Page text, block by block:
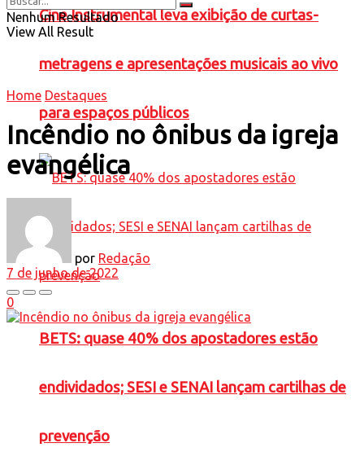
Cine Instrumental leva exibição de curtas-
metragens e apresentações musicais ao vivo
para espaços públicos
BETS: quase 40% dos apostadores estão
endividados; SESI e SENAI lançam cartilhas de
prevenção
Nenhum Resultado
View All Result
Home Destaques
Incêndio no ônibus da igreja
evangélica
por Redação
7 de junho de 2022
0